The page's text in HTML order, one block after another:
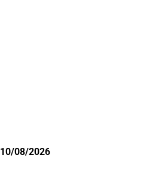
10/08/2026